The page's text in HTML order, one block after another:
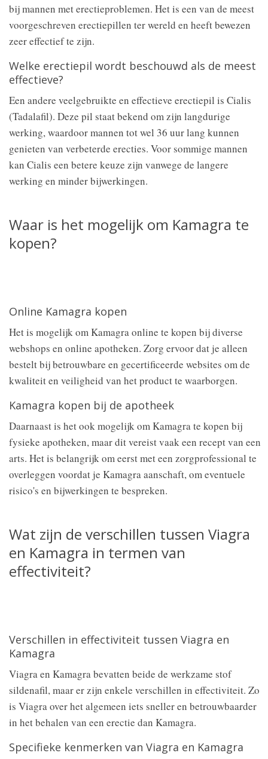
bij mannen met erectieproblemen. Het is een van de meest
voorgeschreven erectiepillen ter wereld en heeft bewezen
zeer effectief te zijn.
Welke erectiepil wordt beschouwd als de meest
effectieve?
Een andere veelgebruikte en effectieve erectiepil is Cialis
(Tadalafil). Deze pil staat bekend om zijn langdurige
werking, waardoor mannen tot wel 36 uur lang kunnen
genieten van verbeterde erecties. Voor sommige mannen
kan Cialis een betere keuze zijn vanwege de langere
werking en minder bijwerkingen.
Waar is het mogelijk om Kamagra te
kopen?
Online Kamagra kopen
Het is mogelijk om Kamagra online te kopen bij diverse
webshops en online apotheken. Zorg ervoor dat je alleen
bestelt bij betrouwbare en gecertificeerde websites om de
kwaliteit en veiligheid van het product te waarborgen.
Kamagra kopen bij de apotheek
Daarnaast is het ook mogelijk om Kamagra te kopen bij
fysieke apotheken, maar dit vereist vaak een recept van een
arts. Het is belangrijk om eerst met een zorgprofessional te
overleggen voordat je Kamagra aanschaft, om eventuele
risico's en bijwerkingen te bespreken.
Wat zijn de verschillen tussen Viagra
en Kamagra in termen van
effectiviteit?
Verschillen in effectiviteit tussen Viagra en
Kamagra
Viagra en Kamagra bevatten beide de werkzame stof
sildenafil, maar er zijn enkele verschillen in effectiviteit. Zo
is Viagra over het algemeen iets sneller en betrouwbaarder
in het behalen van een erectie dan Kamagra.
Specifieke kenmerken van Viagra en Kamagra